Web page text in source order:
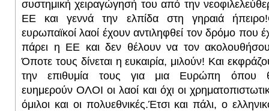
συστημική χειραγώγησή του από την
ΕΕ και γεννά την ελπίδα στη γηραιά ήπειρο!
ευρωπαϊκοί λαοί έχουν αντιληφθεί τον δρόμο που
πάρει η ΕΕ και δεν θέλουν να τον
Όποτε τους δίνεται η ευκαιρία, μιλούν! Και
την επιθυμία τους για μια Ευρώπη όπου
ευημερούν ΟΛΟΙ οι λαοί και όχι οι
όμιλοι και οι πολυεθνικές.Έτσι και πάλι, ο